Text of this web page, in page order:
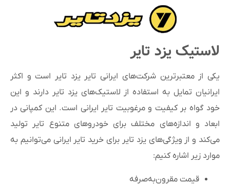
لاستیک یزد تایر
یکی از معتبرترین شرکت‌های ایرانی تایر یزد تایر است و اکثر
ایرانیان تمایل به استفاده از لاستیک‌های یزد تایر دارند و این
خود گواه بر کیفیت و مرغوبیت تایر ایرانی است. این کمپانی در
ابعاد و اندازه‌های مختلف برای خودروهای متنوع تایر تولید
می‌کند و از ویژگی‌های یزد تایر برای خرید تایر ایرانی می‌توانیم به
موارد زیر اشاره کنیم:
قیمت مقرون‌به‌صرفه